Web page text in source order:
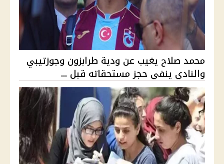
محمد صلاح يغيب عن ودية طرابزون وجوزتيبي
والنادي ينفي حجز مستحقاته قبل ...